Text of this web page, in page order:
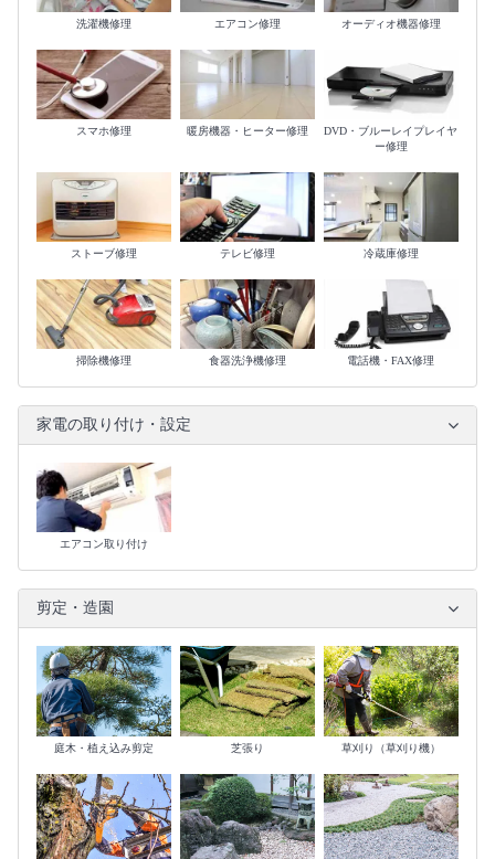
洗濯機修理 エアコン修理 オーディオ機器修理
スマホ修理 暖房機器・ヒーター修理
DVD・ブルーレイプレイヤ
ー修理
ストーブ修理 テレビ修理 冷蔵庫修理
掃除機修理 食器洗浄機修理 電話機・FAX修理
家電の取り付け・設定
エアコン取り付け
剪定・造園
庭木・植え込み剪定 芝張り 草刈り（草刈り機）